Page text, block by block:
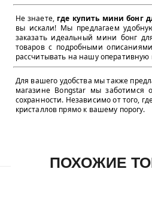
Не знаете, где купить мини бонг
вы искали! Мы предлагаем
заказать идеальный мини бонг
товаров с подробными
рассчитывать на нашу оперативную
Для вашего удобства мы также
магазине Bongstar мы
сохранности. Независимо от того,
кристаллов прямо к вашему порогу.
ПОХОЖИЕ